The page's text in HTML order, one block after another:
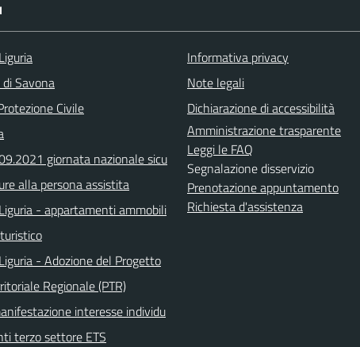
Savona
Civile
giornata nazionale sicu
alla persona assistita
- appartamenti ammobili
- Adozione del Progetto
Regionale (PTR)
interesse individu
terzo settore ETS
Informativa privacy
Note legali
Dichiarazione di accessibilità
Amministrazione trasparente
Leggi le FAQ
Segnalazione disservizio
Prenotazione appuntamento
Richiesta d'assistenza